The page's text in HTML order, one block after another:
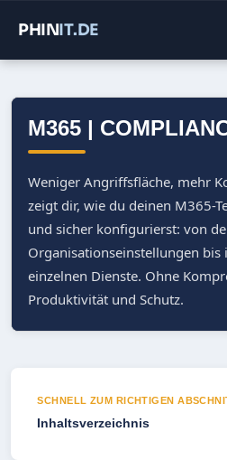
PHINIT.DE
M365 |
Weniger Angriffsfläche, mehr
zeigt dir, wie du deinen M365-
und sicher konfigurierst: von
Organisationseinstellungen bis
einzelnen Dienste. Ohne
Produktivität und Schutz.
SCHNELL ZUM RICHTIGEN
Inhaltsverzeichnis